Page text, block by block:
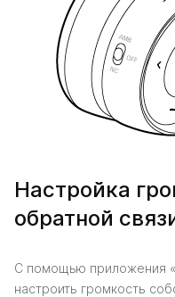
Настройка
обратной
С помощью приложения
настроить громкость